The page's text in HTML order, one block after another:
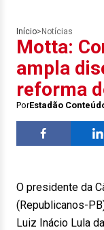
Início> Notícias
Motta:
ampla
reforma
PorEstadão
O presidente da
(Republicanos-
Luiz Inácio Lula